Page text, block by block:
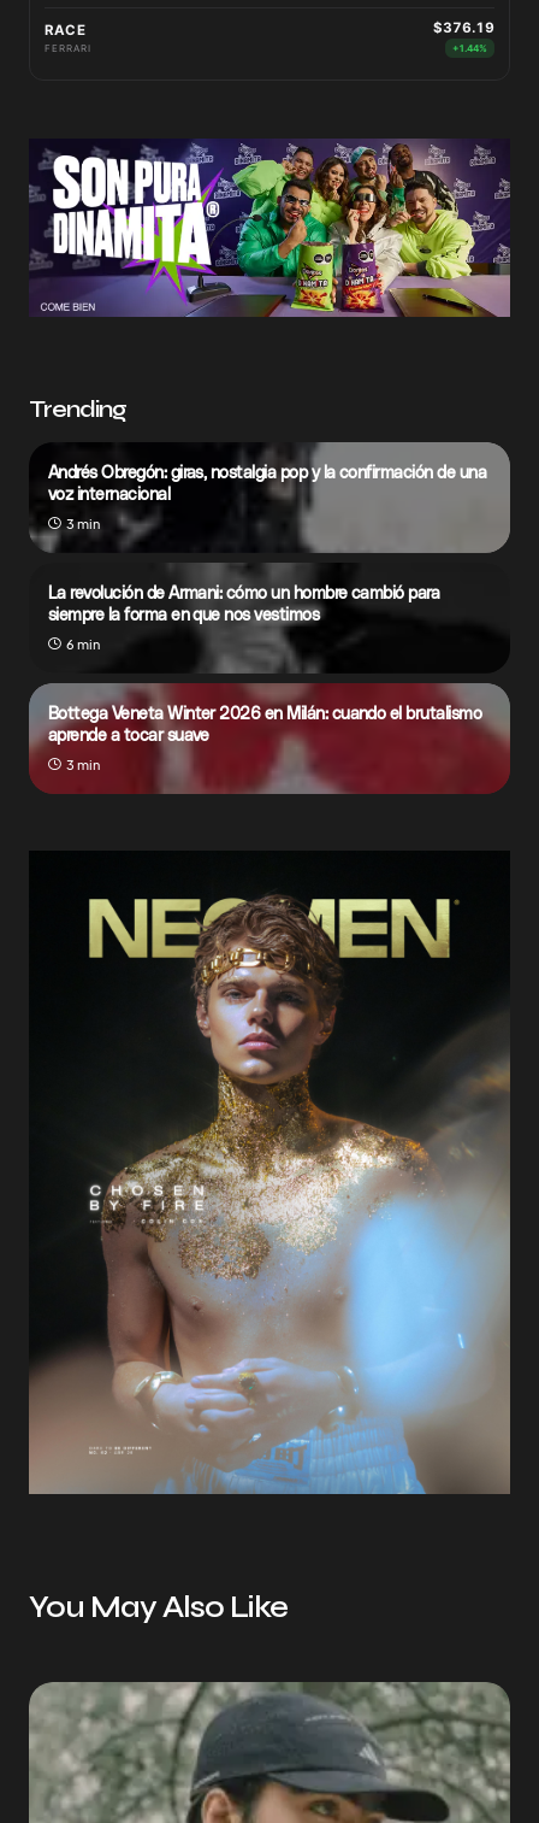
RACE
FERRARI
$376.19
+1.44%
Trending
Andrés Obregón: giras, nostalgia pop y la confirmación de una
voz internacional
3 min
La revolución de Armani: cómo un hombre cambió para
siempre la forma en que nos vestimos
6 min
Bottega Veneta Winter 2026 en Milán: cuando el brutalismo
aprende a tocar suave
3 min
You May Also Like